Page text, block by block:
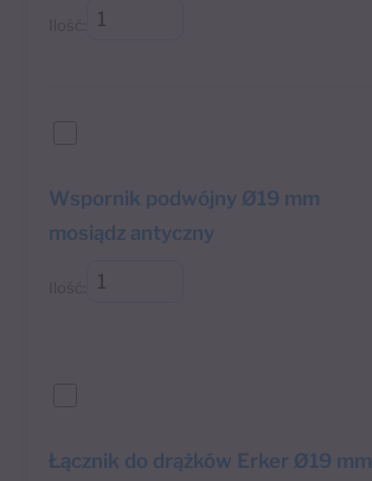
Wspornik podwójny Ø19 mm
mosiądz antyczny
Łącznik do drążków Erker Ø19 mm